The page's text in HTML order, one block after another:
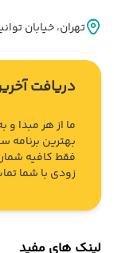
تهران، خيابان توانير، پلاک 28، ساختمان دنياي
دریافت
ما از هر مبدا
بهترین برنامه
فقط کافیه
زودی با شما
لینک های مفید